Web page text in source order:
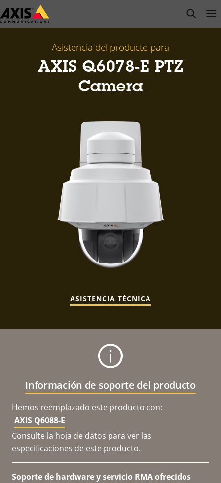
Saltar
al
open
Asistencia del producto para
AXIS Q6078-E PTZ
Camera
ASISTENCIA TÉCNICA
Información de soporte del producto
Hemos reemplazado este producto con:
AXIS Q6088-E
Consulte la hoja de datos para ver las
especificaciones de este producto.
Soporte de hardware y servicio RMA ofrecidos